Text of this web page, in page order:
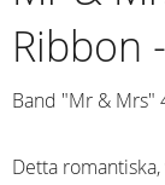
Ribbon
Band "Mr & Mrs"
Detta